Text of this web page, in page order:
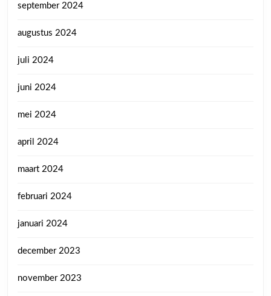
september 2024
augustus 2024
juli 2024
juni 2024
mei 2024
april 2024
maart 2024
februari 2024
januari 2024
december 2023
november 2023